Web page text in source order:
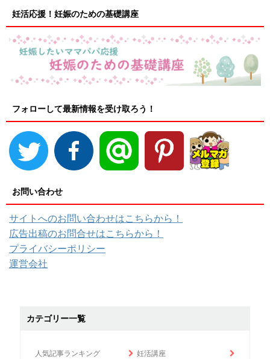
妊活応援！妊娠のための基礎講座
フォローして最新情報を受け取ろう！
お問い合わせ
サイトへのお問い合わせはこちらから！
広告出稿のお問合せはこちらから！
プライバシーポリシー
運営会社
カテゴリー一覧
人気記事ランキング 妊活講座